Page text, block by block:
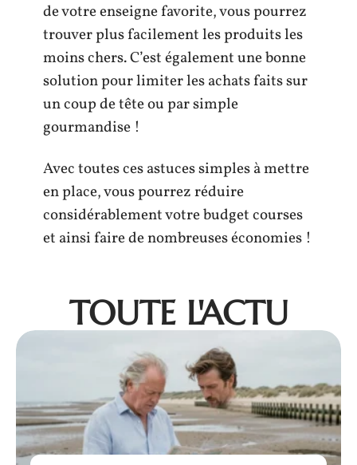
de votre enseigne favorite, vous pourrez
trouver plus facilement les produits les
moins chers. C’est également une bonne
solution pour limiter les achats faits sur
un coup de tête ou par simple
gourmandise !
Avec toutes ces astuces simples à mettre
en place, vous pourrez réduire
considérablement votre budget courses
et ainsi faire de nombreuses économies !
TOUTE L'ACTU